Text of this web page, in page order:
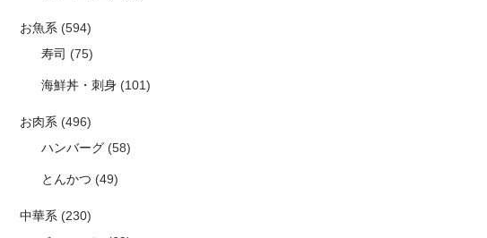
お魚系(594)
寿司 (75)
海鮮丼・刺身(101)
お肉系(496)
ハンバーグ(58)
とんかつ (49)
中華系(230)